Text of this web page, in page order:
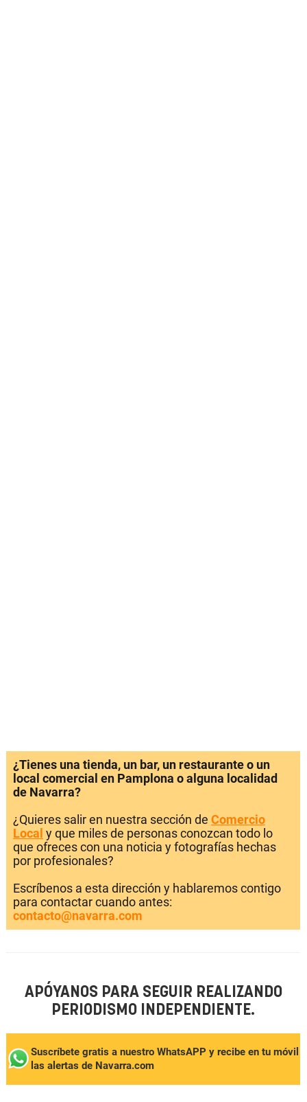
¿Tienes una tienda, un bar, un restaurante o un
local comercial en Pamplona o alguna localidad
de Navarra?
¿Quieres salir en nuestra sección de Comercio
Local y que miles de personas conozcan todo lo
que ofreces con una noticia y fotografías hechas
por profesionales?
Escríbenos a esta dirección y hablaremos contigo
para contactar cuando antes:
contacto@navarra.com
APÓYANOS PARA SEGUIR REALIZANDO
PERIODISMO INDEPENDIENTE.
Suscríbete gratis a nuestro WhatsAPP y recibe en tu móvil
las alertas de Navarra.com